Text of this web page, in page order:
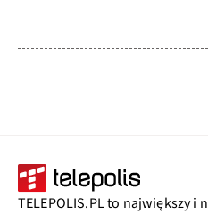
TELEPOLIS.PL to największy